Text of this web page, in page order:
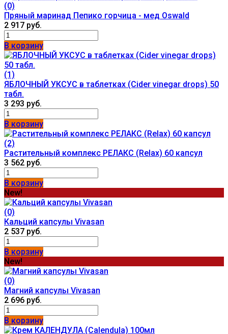
(0)
Пряный маринад Пепико горчица - мед Oswald
2 917 руб.
В корзину
(1)
ЯБЛОЧНЫЙ УКСУС в таблетках (Cider vinegar drops) 50
табл.
3 293 руб.
В корзину
(2)
Растительный комплекс РЕЛАКС (Relax) 60 капсул
3 562 руб.
В корзину
New!
(0)
Кальций капсулы Vivasan
2 537 руб.
В корзину
New!
(0)
Магний капсулы Vivasan
2 696 руб.
В корзину